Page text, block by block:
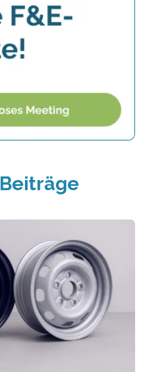
Beiträge